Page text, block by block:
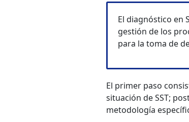
El diagnóstico en
gestión de los
para la toma de
El primer paso
situación de SST;
metodología